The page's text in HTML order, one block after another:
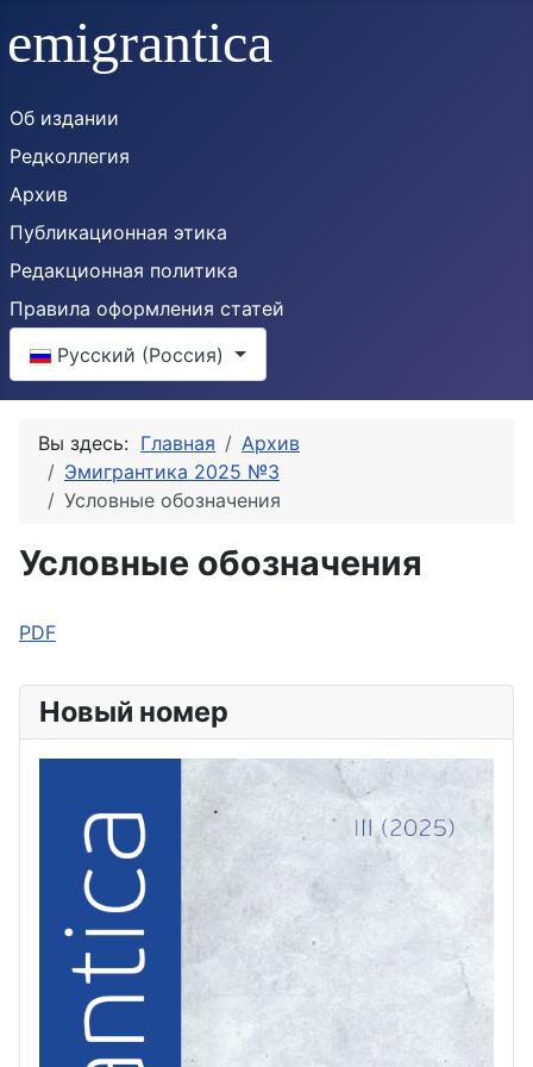
Об издании
Редколлегия
Архив
Публикационная этика
Редакционная политика
Правила оформления статей
Выберите язык
Русский (Россия)
Вы здесь: Главная
Архив
Эмигрантика 2025 №3
Условные обозначения
Условные обозначения
PDF
Новый номер